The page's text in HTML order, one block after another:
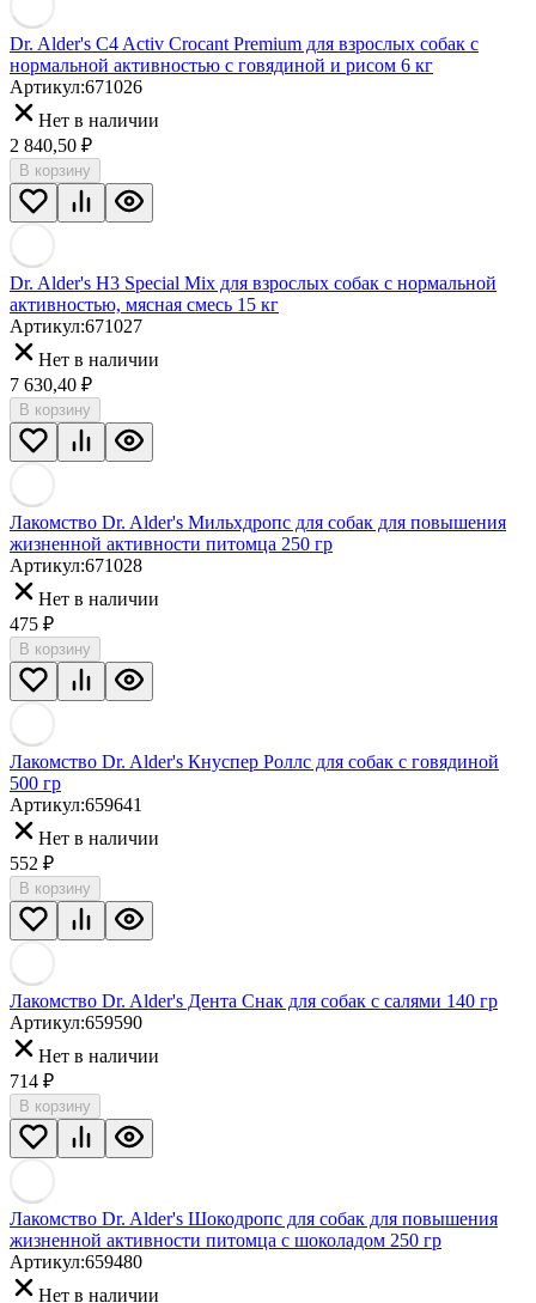
Dr. Alder's C4 Activ Crocant Premium для взрослых собак с
нормальной активностью с говядиной и рисом 6 кг
Артикул:671026
Нет в наличии
2 840,50 ₽
В корзину
Dr. Alder's Н3 Special Mix для взрослых собак с нормальной
активностью, мясная смесь 15 кг
Артикул:671027
Нет в наличии
7 630,40 ₽
В корзину
Лакомство Dr. Alder's Мильхдропс для собак для повышения
жизненной активности питомца 250 гр
Артикул:671028
Нет в наличии
475 ₽
В корзину
Лакомство Dr. Alder's Кнуспер Роллс для собак с говядиной
500 гр
Артикул:659641
Нет в наличии
552 ₽
В корзину
Лакомство Dr. Alder's Дента Снак для собак с салями 140 гр
Артикул:659590
Нет в наличии
714 ₽
В корзину
Лакомство Dr. Alder's Шокодропс для собак для повышения
жизненной активности питомца с шоколадом 250 гр
Артикул:659480
Нет в наличии